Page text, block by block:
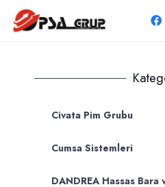
Civata Pim Grubu
Cumsa Sistemleri
DANDREA Hassas Bara